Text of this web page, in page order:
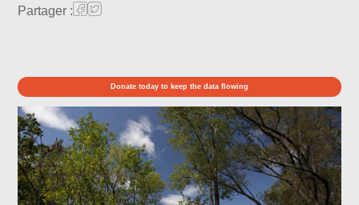
Partager :
Donate today to keep the data flowing